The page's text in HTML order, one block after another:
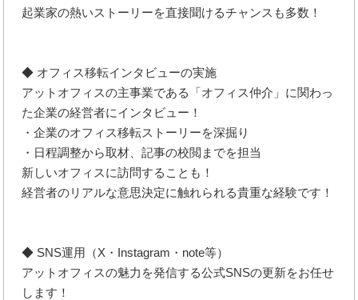
起業家の熱いストーリーを直接聞けるチャンスも多数！
◆ オフィス移転インタビューの実施
アットオフィスの主事業である「オフィス仲介」に関わっ
た企業の経営者にインタビュー！
・企業のオフィス移転ストーリーを深掘り
・日程調整から取材、記事の校閲までを担当
新しいオフィスに訪問することも！
経営者のリアルな意思決定に触れられる貴重な経験です！
◆ SNS運用（X・Instagram・note等）
アットオフィスの魅力を発信する公式SNSの更新をお任せ
します！